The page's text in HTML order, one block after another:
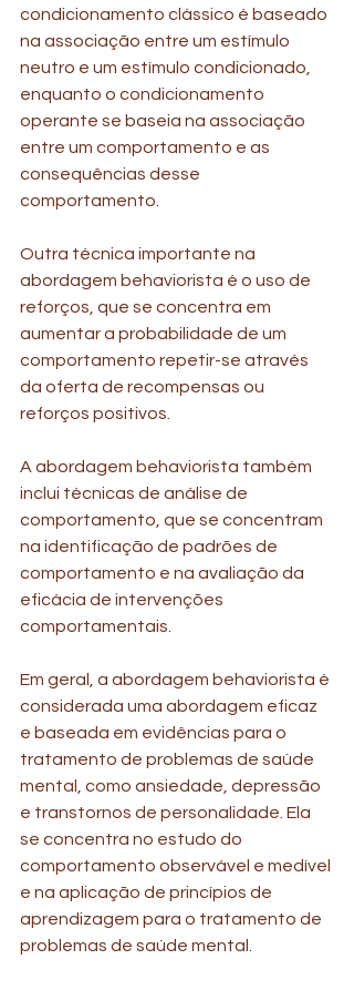
condicionamento clássico é baseado
na associação entre um estímulo
neutro e um estímulo condicionado,
enquanto o condicionamento
operante se baseia na associação
entre um comportamento e as
consequências desse
comportamento.
Outra técnica importante na
abordagem behaviorista é o uso de
reforços, que se concentra em
aumentar a probabilidade de um
comportamento repetir-se através
da oferta de recompensas ou
reforços positivos.
A abordagem behaviorista também
inclui técnicas de análise de
comportamento, que se concentram
na identificação de padrões de
comportamento e na avaliação da
eficácia de intervenções
comportamentais.
Em geral, a abordagem behaviorista é
considerada uma abordagem eficaz
e baseada em evidências para o
tratamento de problemas de saúde
mental, como ansiedade, depressão
e transtornos de personalidade. Ela
se concentra no estudo do
comportamento observável e medível
e na aplicação de princípios de
aprendizagem para o tratamento de
problemas de saúde mental.